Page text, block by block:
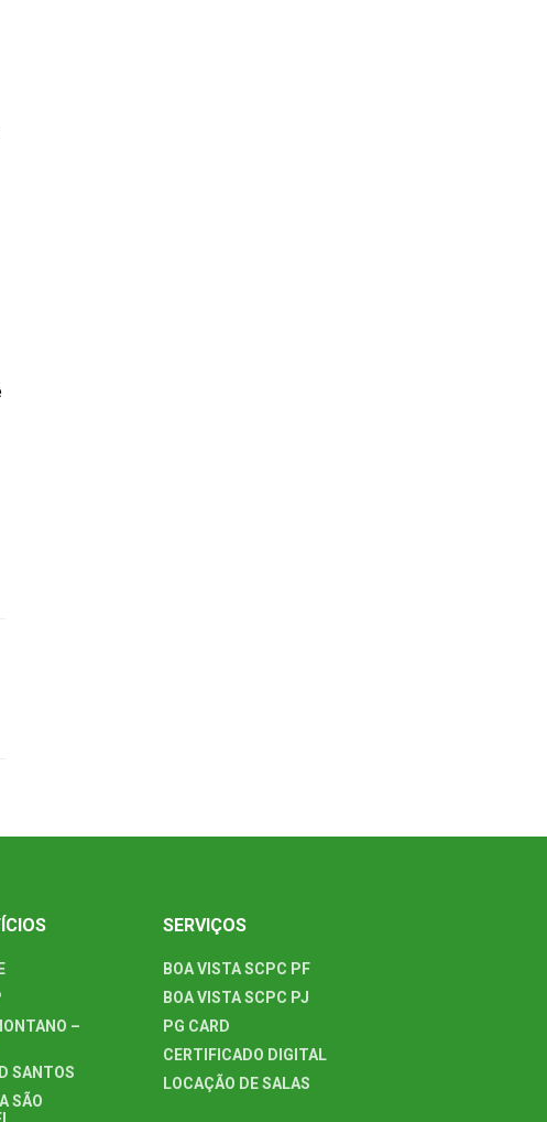
–
SANTOS
SÃO
SERVIÇOS
BOA VISTA SCPC PF
BOA VISTA SCPC PJ
PG CARD
CERTIFICADO DIGITAL
LOCAÇÃO DE SALAS